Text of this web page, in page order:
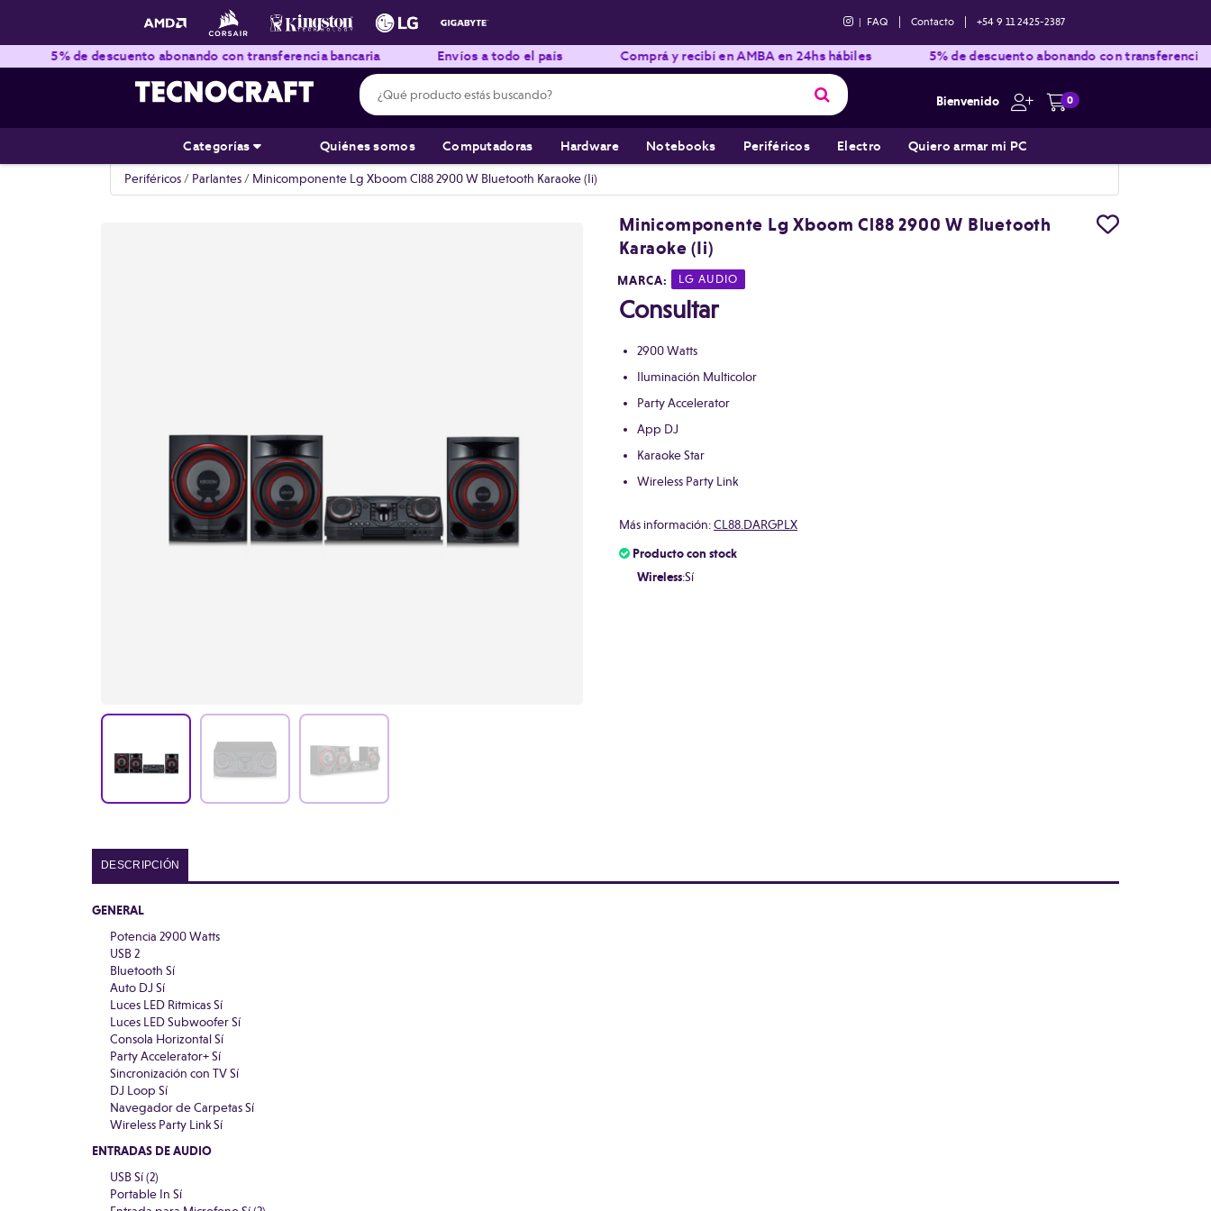
| FAQ | Contacto | +54 9 11 2425-2387
Bienvenido 0
Categorías Quiénes somos Computadoras Hardware Notebooks Periféricos Electro Quiero armar mi PC
5% de descuento abonando con transferencia bancaria Envíos a todo el país Comprá y recibí en AMBA en 24hs hábiles 5% de descuento abonando con transferencia
Periféricos / Parlantes / Minicomponente Lg Xboom Cl88 2900 W Bluetooth Karaoke (Ii)
Minicomponente Lg Xboom Cl88 2900 W Bluetooth
Karaoke (Ii)
|
MARCA: LG AUDIO
Consultar
2900 Watts
Iluminación Multicolor
Party Accelerator
App DJ
Karaoke Star
Wireless Party Link
Más información:CL88.DARGPLX
Producto con stock
Wireless:Sí
DESCRIPCIÓN
GENERAL
Potencia 2900 Watts
USB 2
Bluetooth Sí
Auto DJ Sí
Luces LED Ritmicas Sí
Luces LED Subwoofer Sí
Consola Horizontal Sí
Party Accelerator+ Sí
Sincronización con TV Sí
DJ Loop Sí
Navegador de Carpetas Sí
Wireless Party Link Sí
ENTRADAS DE AUDIO
USB Sí (2)
Portable In Sí